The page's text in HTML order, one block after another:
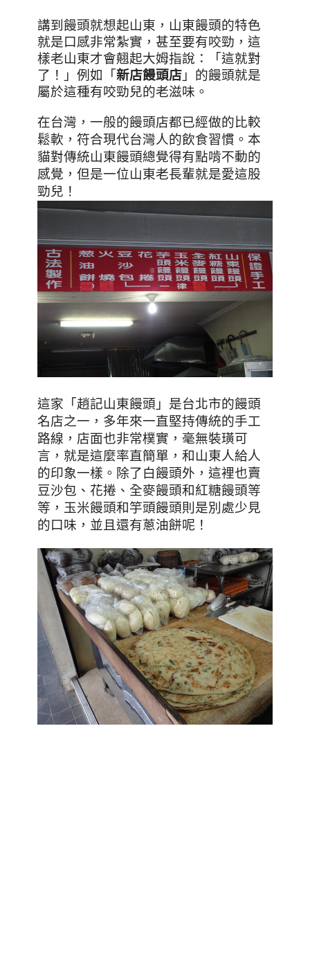
講到饅頭就想起山東，山東饅頭的特色
就是口感非常紮實，甚至要有咬勁，這
樣老山東才會翹起大姆指說：「這就對
了！」例如「 新店饅頭店 」的饅頭就是
屬於這種有咬勁兒的老滋味。
在台灣 ，一般的饅頭店都已經做的比較
鬆軟，符合現代台灣人的飲食習慣。本
貓對傳統山東饅頭總覺得有點啃不動的
感覺，但是一位山東老長輩就是愛這股
勁兒！
這家「趙記山東饅頭」 是台北市的饅頭
名店之一，多年來一直堅持傳統的手工
路線，店面也非常樸實，毫無裝璜可
言，就是這麼率直簡單，和山東人給人
的印象一樣。 除了白饅頭外 ，這裡也賣
豆沙包、花捲、全麥饅頭和紅糖饅頭等
等，玉米饅頭和竽頭饅頭則是別處少見
的口味，並且還有蔥油餅呢 ！